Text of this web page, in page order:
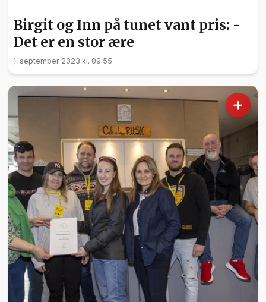
Birgit og Inn på tunet vant pris: -
Det er en stor ære
1. september 2023 kl. 09:55
+